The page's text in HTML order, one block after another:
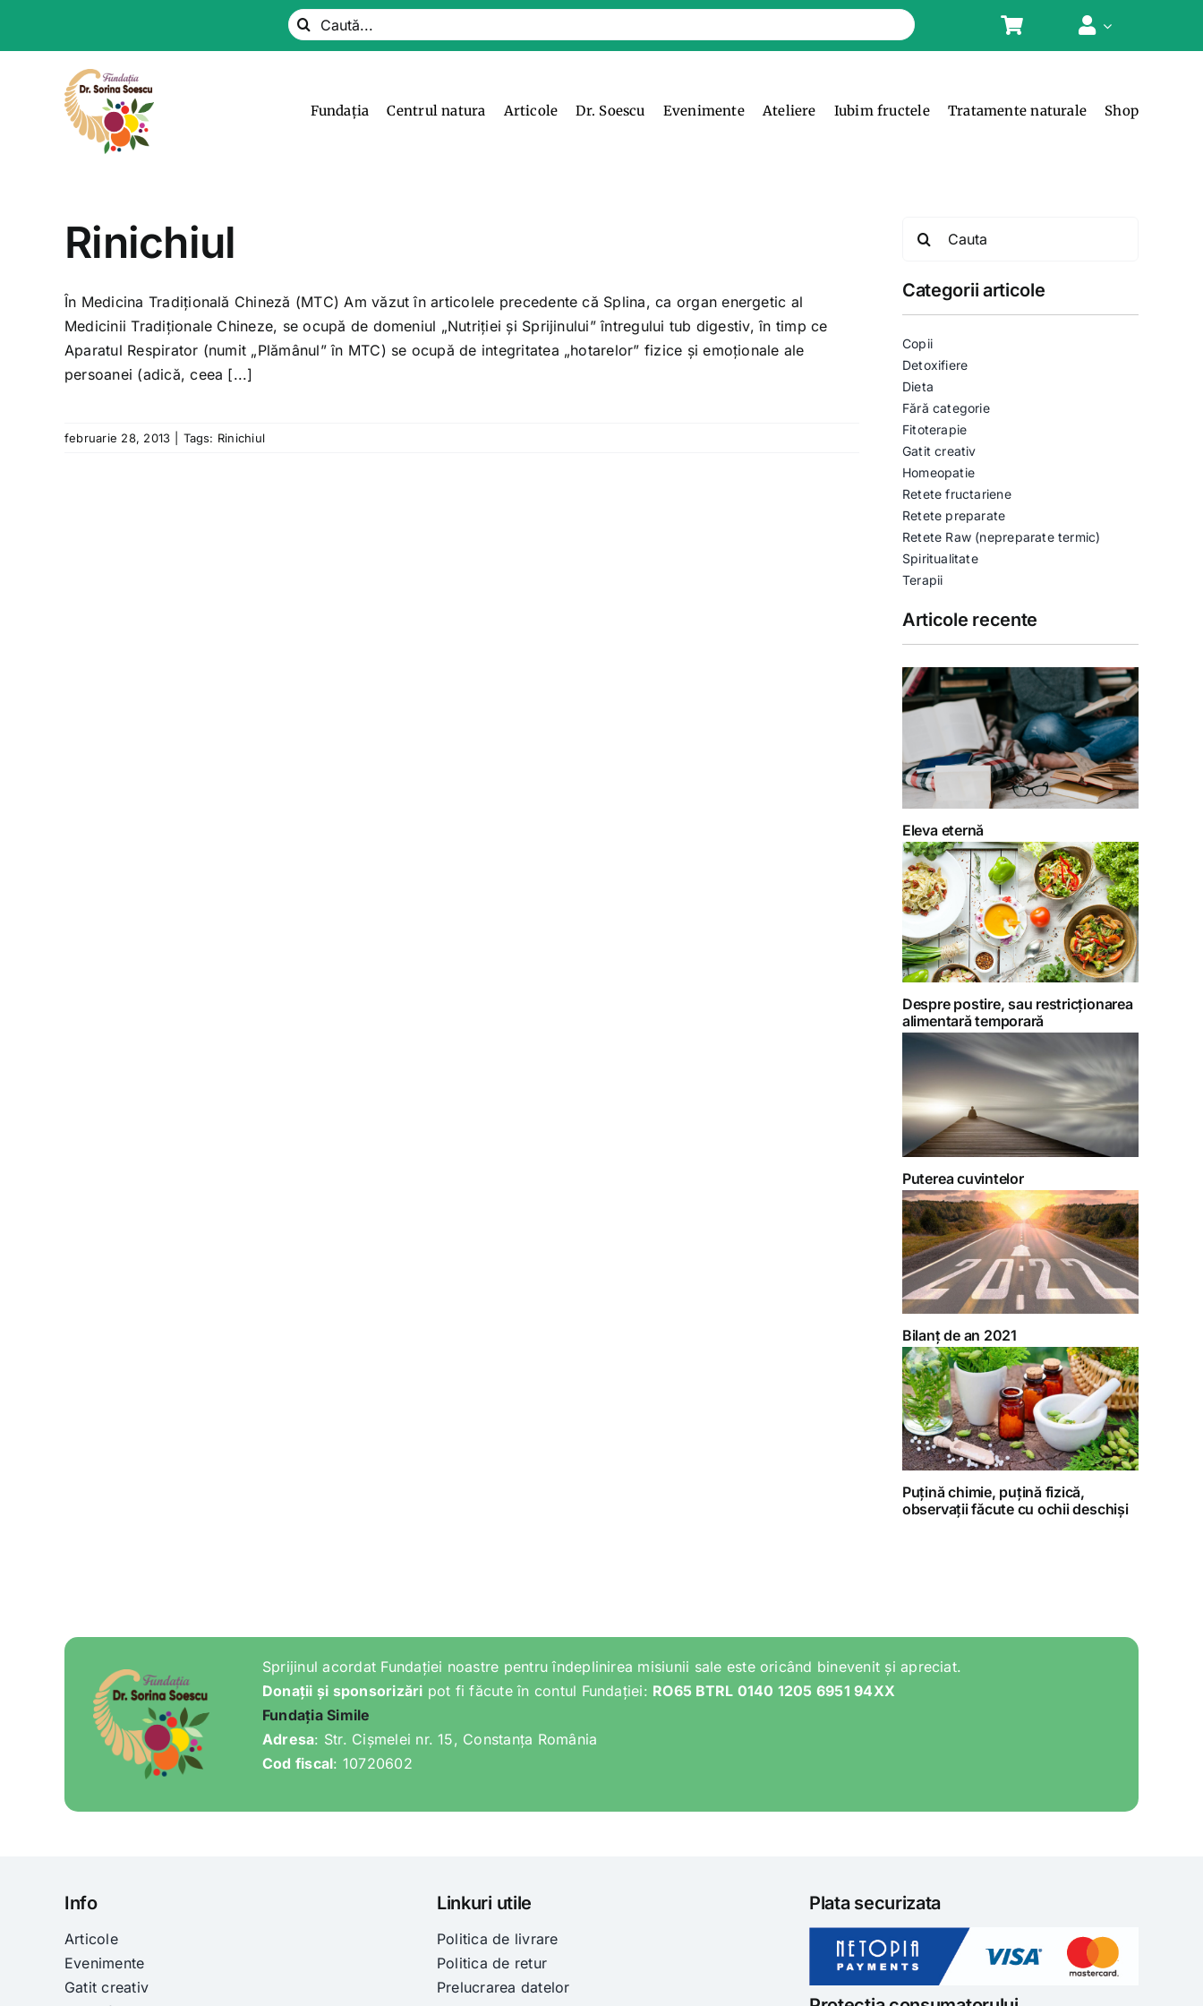
Search
for:
Fundația Centrul natura Articole Dr. Soescu Evenimente Ateliere Iubim fructele Tratamente naturale Shop
Rinichiul
În Medicina Tradiţională Chineză (MTC) Am văzut în articolele precedente că Splina, ca organ energetic al
Medicinii Tradiţionale Chineze, se ocupă de domeniul „Nutriţiei şi Sprijinului” întregului tub digestiv, în timp ce
Aparatul Respirator (numit „Plămânul” în MTC) se ocupă de integritatea „hotarelor” fizice şi emoţionale ale
persoanei (adică, ceea [...]
februarie 28, 2013 Tags: Rinichiul
Categorii articole
Copii
Detoxifiere
Dieta
Fără categorie
Fitoterapie
Gatit creativ
Homeopatie
Retete fructariene
Retete preparate
Retete Raw (nepreparate termic)
Spiritualitate
Terapii
Articole recente
Eleva eternă
Despre postire, sau restricționarea
alimentară temporară
Puterea cuvintelor
Bilanț de an 2021
Puțină chimie, puțină fizică,
observații făcute cu ochii deschiși
Sprijinul acordat Fundației noastre pentru îndeplinirea misiunii sale este oricând binevenit și apreciat.
Donații și sponsorizări pot fi făcute în contul Fundației: RO65 BTRL 0140 1205 6951 94XX
Fundația Simile
Adresa: Str. Cișmelei nr. 15, Constanța România
Cod fiscal: 10720602
Info
Articole
Evenimente
Gatit creativ
Linkuri utile
Politica de livrare
Politica de retur
Prelucrarea datelor
Plata securizata